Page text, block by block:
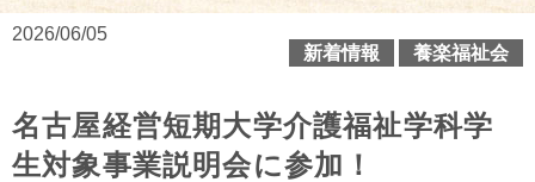
2026/06/05
新着情報
養楽福祉会
名古屋経営短期大学介護福祉学科学
生対象事業説明会に参加！